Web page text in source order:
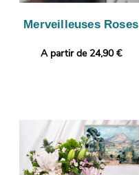
Merveilleuses Roses
A partir de 24,90 €